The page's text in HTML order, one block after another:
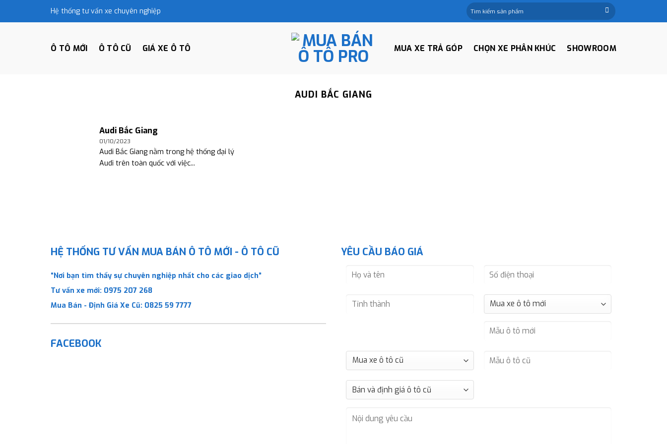
Hệ thống tư vấn xe chuyên nghiệp
Tìm
kiếm:
Ô TÔ MỚI Ô TÔ CŨ GIÁ XE Ô TÔ MUA XE TRẢ GÓP CHỌN XE PHÂN KHÚC SHOWROOM
AUDI BẮC GIANG
Audi Bắc Giang
01/10/2023
Audi Bắc Giang nằm trong hệ thống đại lý
Audi trên toàn quốc với việc...
HỆ THỐNG TƯ VẤN MUA BÁN Ô TÔ MỚI - Ô TÔ CŨ
“Nơi bạn tìm thấy sự chuyên nghiệp nhất cho các giao dịch”
Tư vấn xe mới: 0975 207 268
Mua Bán - Định Giá Xe Cũ: 0825 59 7777
FACEBOOK
YÊU CẦU BÁO GIÁ